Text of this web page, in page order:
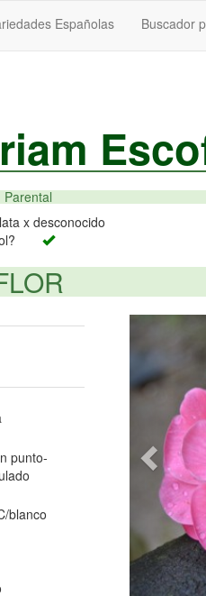
Buscador
Españolas
Parental
x desconocido
punto-
blanco